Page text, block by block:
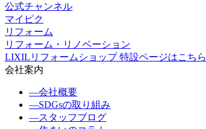
公式チャンネル
マイピク
リフォーム
リフォーム・リノベーション
LIXILリフォームショップ 特設ページはこちら
会社案内
―会社概要
―SDGsの取り組み
―スタッフブログ